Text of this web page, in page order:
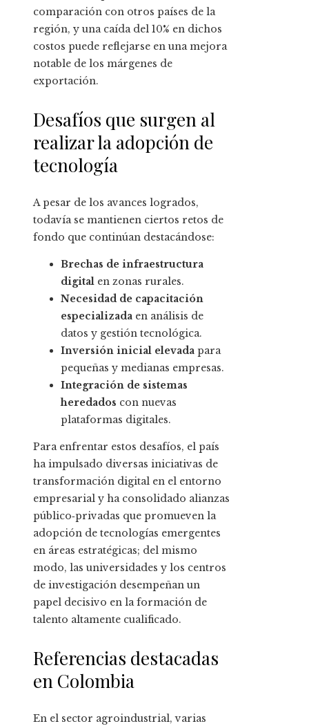
comparación con otros países de la
región, y una caída del 10% en dichos
costos puede reflejarse en una mejora
notable de los márgenes de
exportación.
Desafíos que surgen al
realizar la adopción de
tecnología
A pesar de los avances logrados,
todavía se mantienen ciertos retos de
fondo que continúan destacándose:
Brechas de infraestructura
digital en zonas rurales.
Necesidad de capacitación
especializada en análisis de
datos y gestión tecnológica.
Inversión inicial elevada para
pequeñas y medianas empresas.
Integración de sistemas
heredados con nuevas
plataformas digitales.
Para enfrentar estos desafíos, el país
ha impulsado diversas iniciativas de
transformación digital en el entorno
empresarial y ha consolidado alianzas
público‑privadas que promueven la
adopción de tecnologías emergentes
en áreas estratégicas; del mismo
modo, las universidades y los centros
de investigación desempeñan un
papel decisivo en la formación de
talento altamente cualificado.
Referencias destacadas
en Colombia
En el sector agroindustrial, varias